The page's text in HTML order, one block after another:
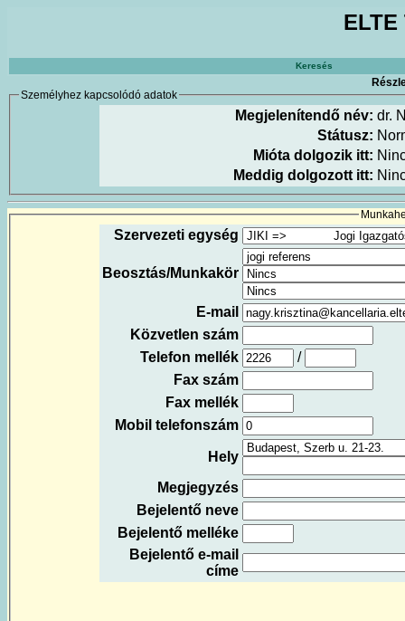
Keresés
Személyhez kapcsolódó adatok
Megjelenítendő név: dr.
Státusz:
Mióta dolgozik itt:
Meddig dolgozott itt:
Szervezeti egység
Beosztás/Munkakör
E-mail
Közvetlen szám
Telefon mellék
/
Fax szám
Fax mellék
Mobil telefonszám
Hely
Megjegyzés
Bejelentő neve
Bejelentő melléke
Bejelentő e-mail
címe